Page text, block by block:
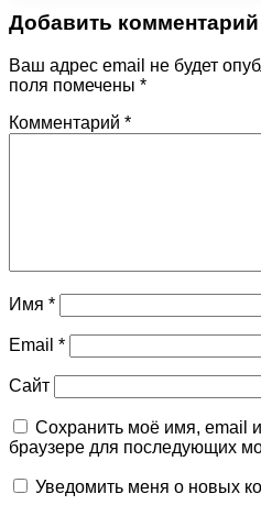
Добавить комментарий
Ваш адрес email не будет
поля помечены *
Комментарий *
Имя *
Email *
Сайт
Сохранить моё имя, email
браузере для последующих
Уведомить меня о новых